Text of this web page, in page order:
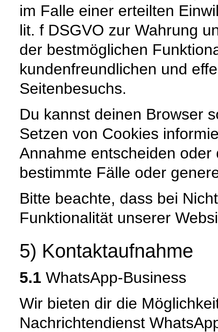
im Falle einer erteilten
lit. f DSGVO zur Wahrung
der bestmöglichen
kundenfreundlichen und
Seitenbesuchs.
Du kannst deinen Browser
Setzen von Cookies
Annahme entscheiden
bestimmte Fälle oder
Bitte beachte, dass bei
Funktionalität unserer
5) Kontaktaufnahme
5.1 WhatsApp-Business
Wir bieten dir die
Nachrichtendienst